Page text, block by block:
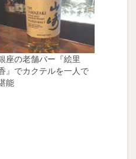
座の老舗バー『絵里
』でカクテルを一人で
能